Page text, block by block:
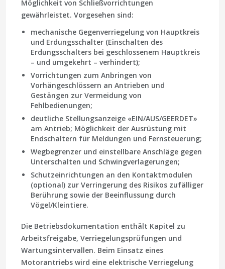
Möglichkeit von Schließvorrichtungen
gewährleistet. Vorgesehen sind:
mechanische Gegenverriegelung von Hauptkreis
und Erdungsschalter (Einschalten des
Erdungsschalters bei geschlossenem Hauptkreis
– und umgekehrt – verhindert);
Vorrichtungen zum Anbringen von
Vorhängeschlössern an Antrieben und
Gestängen zur Vermeidung von
Fehlbedienungen;
deutliche Stellungsanzeige «EIN/AUS/GEERDET»
am Antrieb; Möglichkeit der Ausrüstung mit
Endschaltern für Meldungen und Fernsteuerung;
Wegbegrenzer und einstellbare Anschläge gegen
Unterschalten und Schwingverlagerungen;
Schutzeinrichtungen an den Kontaktmodulen
(optional) zur Verringerung des Risikos zufälliger
Berührung sowie der Beeinflussung durch
Vögel/Kleintiere.
Die Betriebsdokumentation enthält Kapitel zu
Arbeitsfreigabe, Verriegelungsprüfungen und
Wartungsintervallen. Beim Einsatz eines
Motorantriebs wird eine elektrische Verriegelung